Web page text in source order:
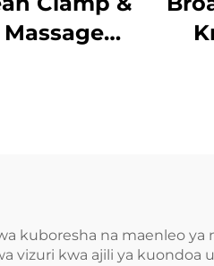
kuboresha na maenleo
vizuri kwa ajili ya kuondoa